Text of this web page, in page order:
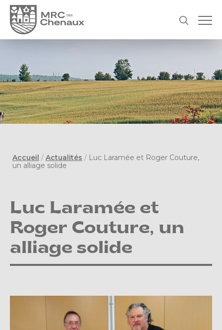
Accueil / Actualités / Luc Laramée et Roger Couture,
un alliage solide
Luc Laramée et
Roger Couture, un
alliage solide